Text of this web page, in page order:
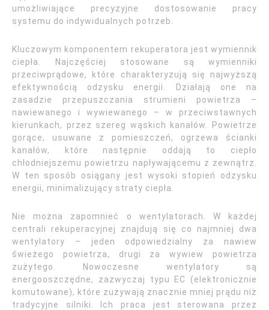
umożliwiające precyzyjne dostosowanie pracy
systemu do indywidualnych potrzeb.
Kluczowym komponentem rekuperatora jest wymiennik
ciepła. Najczęściej stosowane są wymienniki
przeciwprądowe, które charakteryzują się najwyższą
efektywnością odzysku energii. Działają one na
zasadzie przepuszczania strumieni powietrza –
nawiewanego i wywiewanego – w przeciwstawnych
kierunkach, przez szereg wąskich kanałów. Powietrze
gorące, usuwane z pomieszczeń, ogrzewa ścianki
kanałów, które następnie oddają to ciepło
chłodniejszemu powietrzu napływającemu z zewnątrz.
W ten sposób osiągany jest wysoki stopień odzysku
energii, minimalizujący straty ciepła.
Nie można zapomnieć o wentylatorach. W każdej
centrali rekuperacyjnej znajdują się co najmniej dwa
wentylatory – jeden odpowiedzialny za nawiew
świeżego powietrza, drugi za wywiew powietrza
zużytego. Nowoczesne wentylatory są
energooszczędne, zazwyczaj typu EC (elektronicznie
komutowane), które zużywają znacznie mniej prądu niż
tradycyjne silniki. Ich praca jest sterowana przez